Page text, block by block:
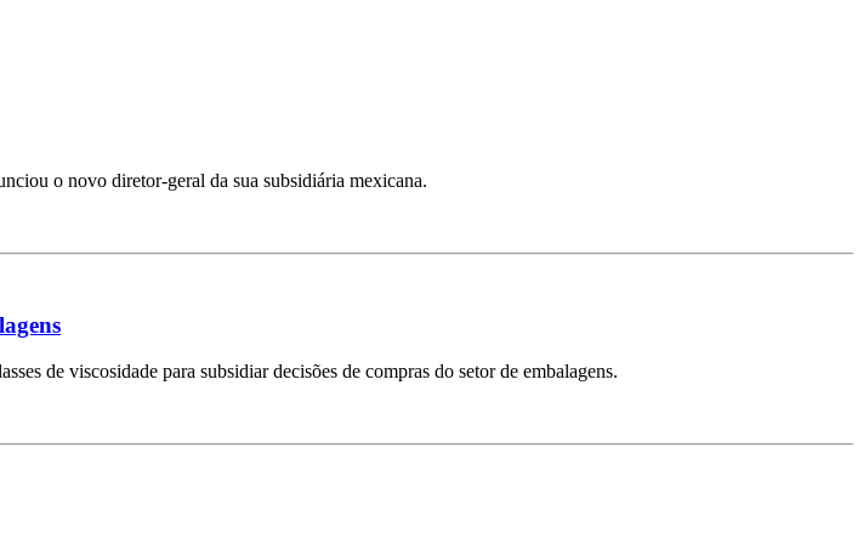
o novo diretor-geral da sua subsidiária mexicana.
de viscosidade para subsidiar decisões de compras do setor de embalagens.